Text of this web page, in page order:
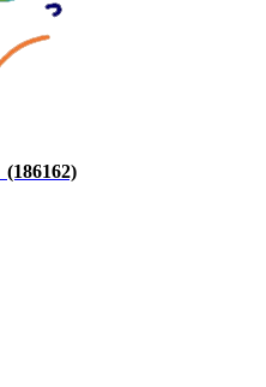
(186162)